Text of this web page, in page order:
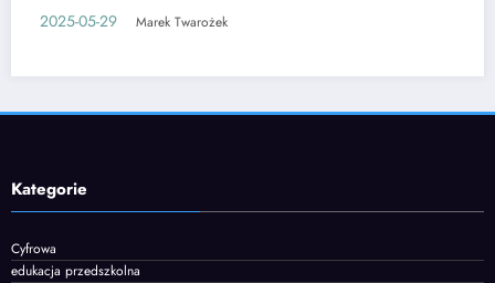
2025-06-05 Marek Twarożek
Kategorie
Cyfrowa
edukacja przedszkolna